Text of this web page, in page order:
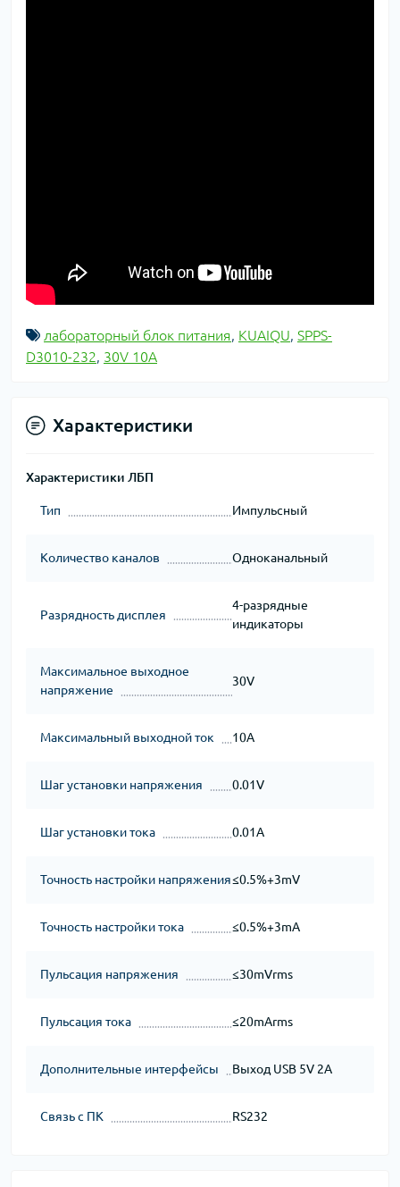
лабораторный блок питания, KUAIQU, SPPS-
D3010-232, 30V 10A
Характеристики
Характеристики ЛБП
Тип Импульсный
Количество каналов Одноканальный
Разрядность дисплея
4-разрядные
индикаторы
Максимальное выходное
напряжение
30V
Максимальный выходной ток 10A
Шаг установки напряжения 0.01V
Шаг установки тока 0.01A
Точность настройки напряжения≤0.5%+3mV
Точность настройки тока ≤0.5%+3mA
Пульсация напряжения ≤30mVrms
Пульсация тока ≤20mArms
Дополнительные интерфейсы Выход USB 5V 2A
Связь с ПК RS232